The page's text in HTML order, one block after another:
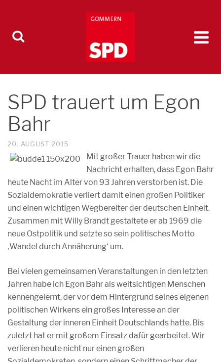
SPD trauert um Egon
Bahr
20. AUGUST 2015
Mit großer Trauer haben wir die
Nachricht erhalten, dass Egon Bahr
heute Nacht im Alter von 93 Jahren verstorben ist. Die
Sozialdemokratie verliert damit einen großen Politiker
und einen wichtigen Wegbereiter der deutschen Einheit.
Zusammen mit Willy Brandt gestaltete er ab 1969 die
neue Ostpolitik und setzte so sein politisches Motto
‚Wandel durch Annäherung‘ um.
Bei vielen gemeinsamen Veranstaltungen in den letzten
Jahren habe ich Egon Bahr als weitsichtigen Menschen
kennengelernt, der vor dem Hintergrund seines eigenen
politischen Wirkens ein großes Interesse an der
Gestaltung der inneren Einheit Deutschlands hatte. Bis
zuletzt hat er mit großem Einsatz dafür gearbeitet. Wir
verlieren heute nicht nur einen großen